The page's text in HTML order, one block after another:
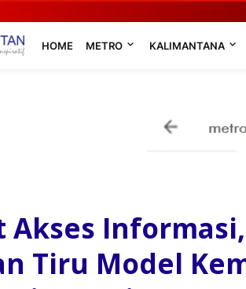
HOME METRO KALIMANTANA
Akses
Tiru Model